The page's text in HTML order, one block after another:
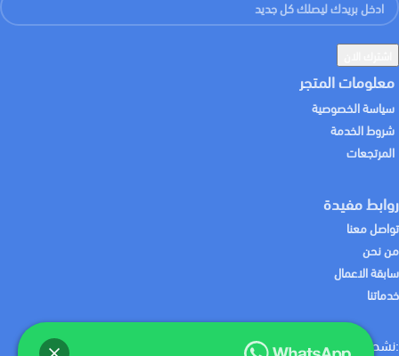
معلومات المتجر
سياسة الخصوصية
شروط الخدمة
المرتجعات
روابط مفيدة
تواصل معنا
من نحن
سابقة الاعمال
خدماتنا
:نشحن لك منتجاتك باستخدام